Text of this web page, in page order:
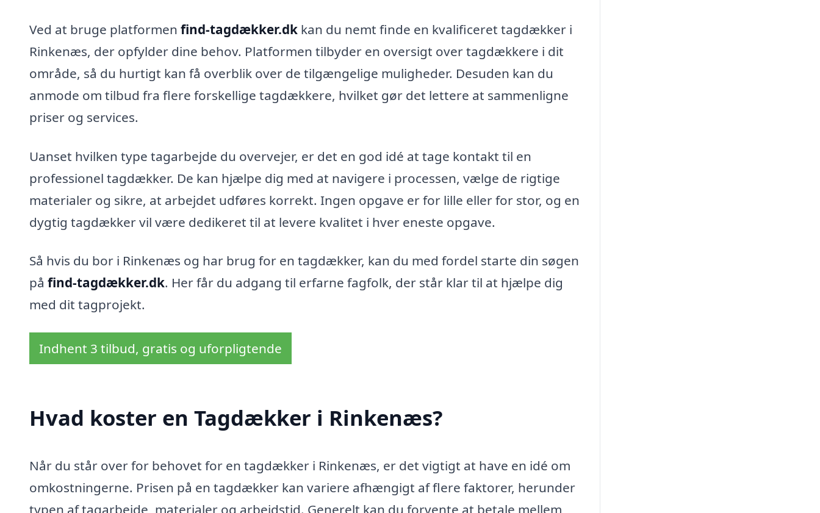
Ved at bruge platformen find-tagdækker.dk kan du nemt finde en kvalificeret tagdækker i
Rinkenæs, der opfylder dine behov. Platformen tilbyder en oversigt over tagdækkere i dit
område, så du hurtigt kan få overblik over de tilgængelige muligheder. Desuden kan du
anmode om tilbud fra flere forskellige tagdækkere, hvilket gør det lettere at sammenligne
priser og services.
Uanset hvilken type tagarbejde du overvejer, er det en god idé at tage kontakt til en
professionel tagdækker. De kan hjælpe dig med at navigere i processen, vælge de rigtige
materialer og sikre, at arbejdet udføres korrekt. Ingen opgave er for lille eller for stor, og en
dygtig tagdækker vil være dedikeret til at levere kvalitet i hver eneste opgave.
Så hvis du bor i Rinkenæs og har brug for en tagdækker, kan du med fordel starte din søgen
på find-tagdækker.dk. Her får du adgang til erfarne fagfolk, der står klar til at hjælpe dig
med dit tagprojekt.
Indhent 3 tilbud, gratis og uforpligtende
Hvad koster en Tagdækker i Rinkenæs?
Når du står over for behovet for en tagdækker i Rinkenæs, er det vigtigt at have en idé om
omkostningerne. Prisen på en tagdækker kan variere afhængigt af flere faktorer, herunder
typen af tagarbejde, materialer og arbejdstid. Generelt kan du forvente at betale mellem